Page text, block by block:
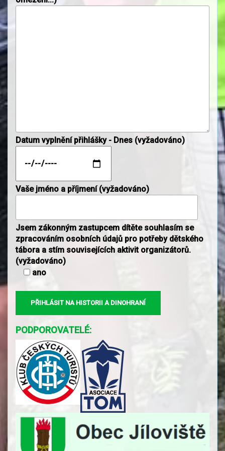
Datum vyplnění přihlášky - Dnes (vyžadováno)
Vaše jméno a příjmení (vyžadováno)
Jsem zákonným zastupcem dítěte souhlasím se
zpracováním osobních údajů pro potřeby dětského
tábora a stím souvisejících aktivit organizátorů.
(vyžadováno)
ano
PODPOROVATELÉ: